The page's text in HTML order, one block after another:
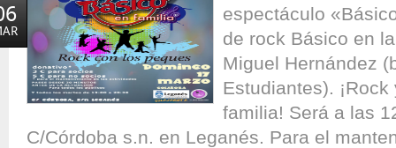
espectáculo
de rock Básico en
Miguel Hernández
Estudiantes).
familia! Será a las
C/Córdoba s.n. en Leganés. Para el